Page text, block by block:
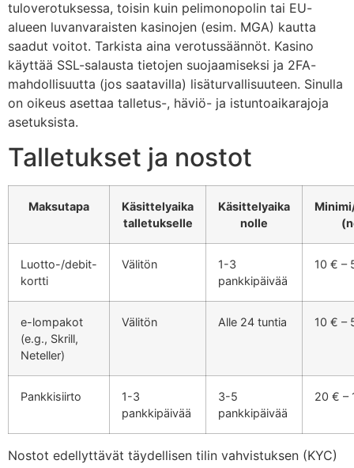
tuloverotuksessa, toisin kuin pelimonopolin tai EU-
alueen luvanvaraisten kasinojen (esim. MGA) kautta
saadut voitot. Tarkista aina verotussäännöt. Kasino
käyttää SSL-salausta tietojen suojaamiseksi ja 2FA-
mahdollisuutta (jos saatavilla) lisäturvallisuuteen. Sinulla
on oikeus asettaa talletus-, häviö- ja istuntoaikarajoja
asetuksista.
Talletukset ja nostot
Maksutapa
Käsittelyaika
talletukselle
Käsittelyaika
nolle
Luotto-/debit-
kortti
Välitön
1-3
pankkipäivää
10 € –
e-lompakot
(e.g., Skrill,
Neteller)
Välitön Alle 24 tuntia 10 € –
Pankkisiirto
1-3
pankkipäivää
3-5
pankkipäivää
20 € –
Nostot edellyttävät täydellisen tilin vahvistuksen (KYC)